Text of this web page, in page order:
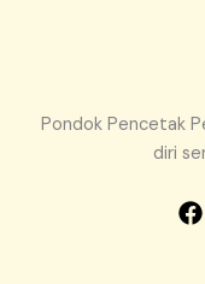
Pondok Pencetak
diri